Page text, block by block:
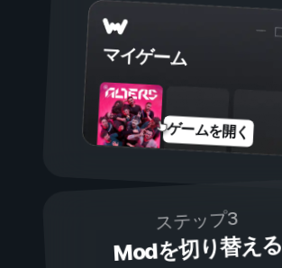
マイゲーム
ゲームを開く
ステップ3
Modを切り替える